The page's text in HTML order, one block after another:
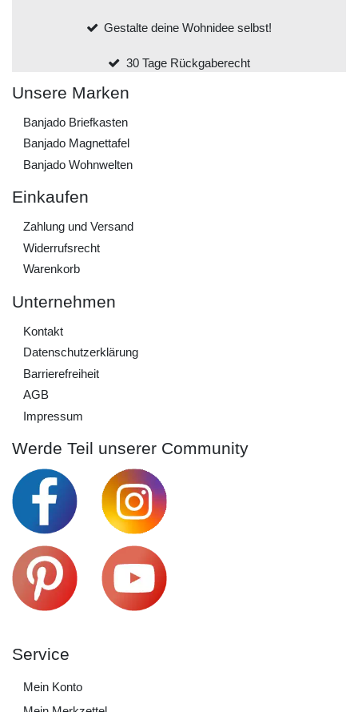
Gestalte deine Wohnidee selbst!
30 Tage Rückgaberecht
Unsere Marken
Banjado Briefkasten
Banjado Magnettafel
Banjado Wohnwelten
Einkaufen
Zahlung und Versand
Widerrufs­recht
Warenkorb
Unternehmen
Kontakt
Daten­schutz­erklärung
Barrierefreiheit
AGB
Impressum
Werde Teil unserer Community
Service
Mein Konto